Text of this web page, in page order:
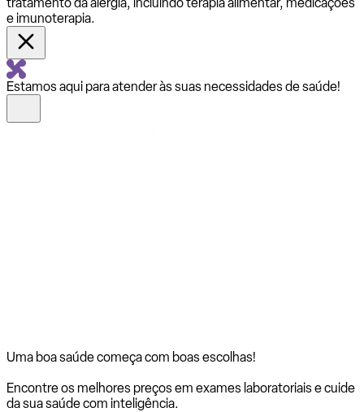
e imunoterapia.
Estamos aqui para atender às suas necessidades de saúde!
Uma boa saúde começa com boas escolhas!
Encontre os melhores preços em exames laboratoriais e cuide
da sua saúde com inteligência.